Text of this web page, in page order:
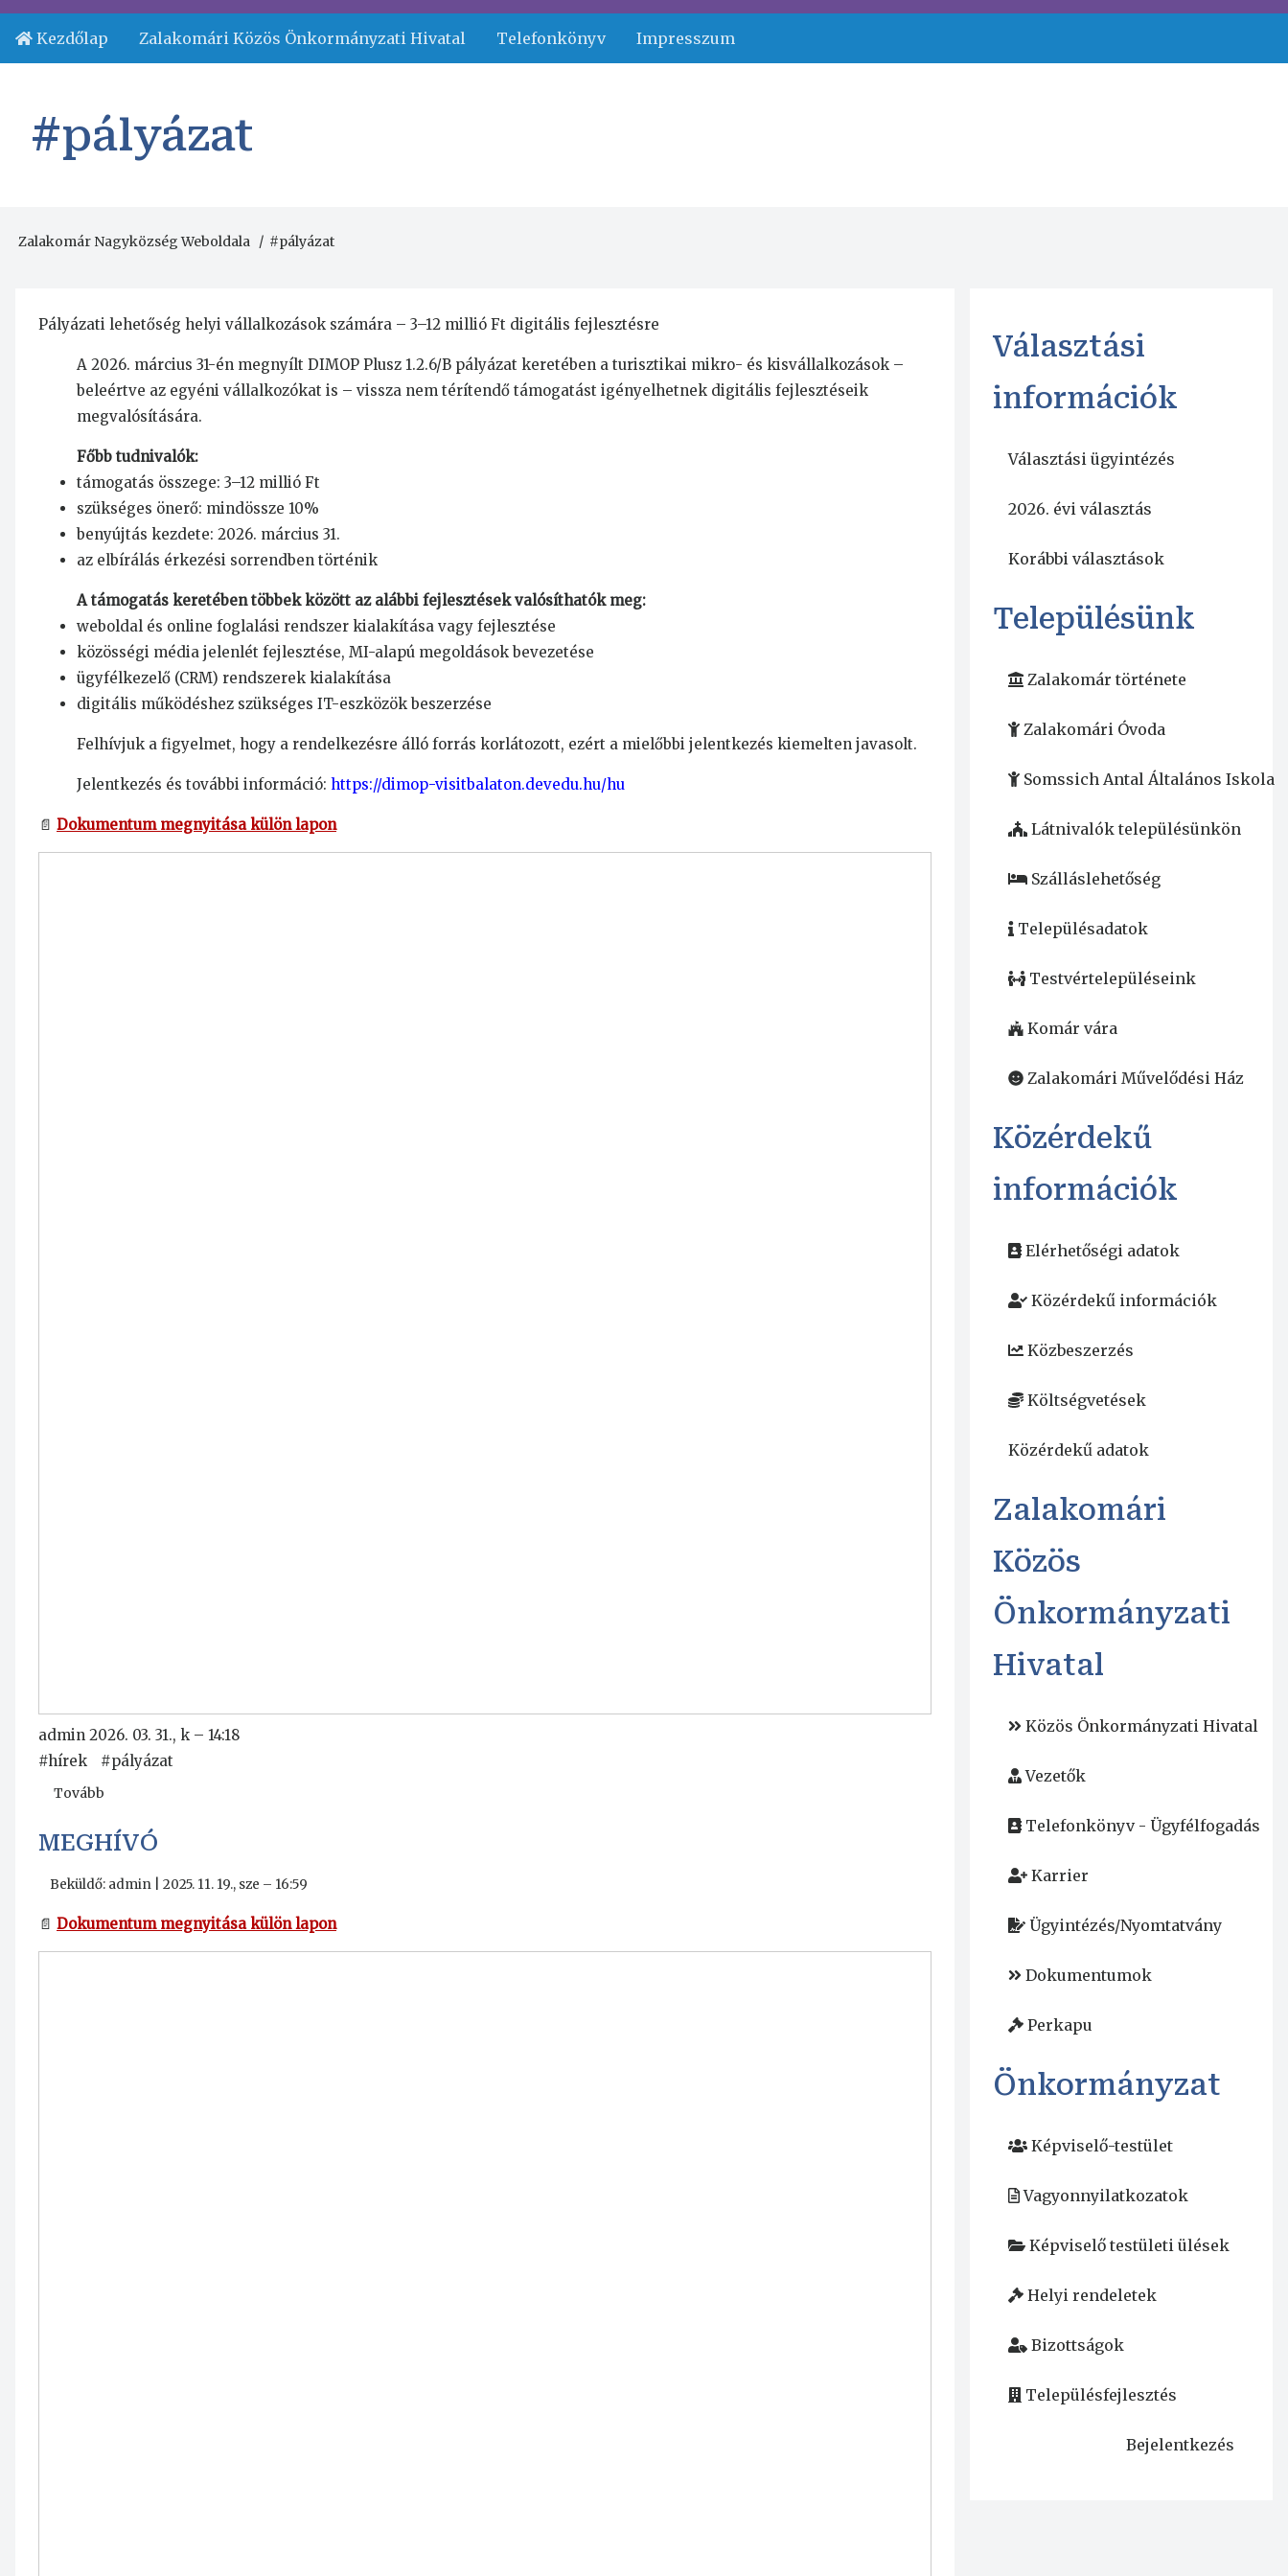
Ugrás
tartalomra
Fejléc
Kezdőlap Zalakomári Közös Önkormányzati Hivatal Telefonkönyv Impresszum
#pályázat
Morzsa
Zalakomár Nagyközség Weboldala #pályázat
Pályázati lehetőség helyi vállalkozások számára – 3–12 millió Ft digitális fejlesztésre
A 2026. március 31-én megnyílt DIMOP Plusz 1.2.6/B pályázat keretében a turisztikai mikro- és kisvállalkozások –
beleértve az egyéni vállalkozókat is – vissza nem térítendő támogatást igényelhetnek digitális fejlesztéseik
megvalósítására.
Főbb tudnivalók:
támogatás összege: 3–12 millió Ft
szükséges önerő: mindössze 10%
benyújtás kezdete: 2026. március 31.
az elbírálás érkezési sorrendben történik
A támogatás keretében többek között az alábbi fejlesztések valósíthatók meg:
weboldal és online foglalási rendszer kialakítása vagy fejlesztése
közösségi média jelenlét fejlesztése, MI-alapú megoldások bevezetése
ügyfélkezelő (CRM) rendszerek kialakítása
digitális működéshez szükséges IT-eszközök beszerzése
Felhívjuk a figyelmet, hogy a rendelkezésre álló forrás korlátozott, ezért a mielőbbi jelentkezés kiemelten javasolt.
Jelentkezés és további információ: https://dimop-visitbalaton.devedu.hu/hu
📄 Dokumentum megnyitása külön lapon
admin 2026. 03. 31., k – 14:18
#hírek
#pályázat
Tovább
helyi
számára
3–
MEGHÍVÓ
Beküldő: admin 2025. 11. 19., sze – 16:59
📄 Dokumentum megnyitása külön lapon
Választási
információk
Választási ügyintézés
2026. évi választás
Korábbi választások
Településünk
Zalakomár története
Zalakomári Óvoda
Somssich Antal Általános Iskola
Látnivalók településünkön
Szálláslehetőség
Településadatok
Testvértelepüléseink
Komár vára
Zalakomári Művelődési Ház
Közérdekű
információk
Elérhetőségi adatok
Közérdekű információk
Közbeszerzés
Költségvetések
Közérdekű adatok
Zalakomári
Közös
Önkormányzati
Hivatal
Közös Önkormányzati Hivatal
Vezetők
Telefonkönyv - Ügyfélfogadás
Karrier
Ügyintézés/Nyomtatvány
Dokumentumok
Perkapu
Önkormányzat
Képviselő-testület
Vagyonnyilatkozatok
Képviselő testületi ülések
Helyi rendeletek
Bizottságok
Településfejlesztés
Bejelentkezés